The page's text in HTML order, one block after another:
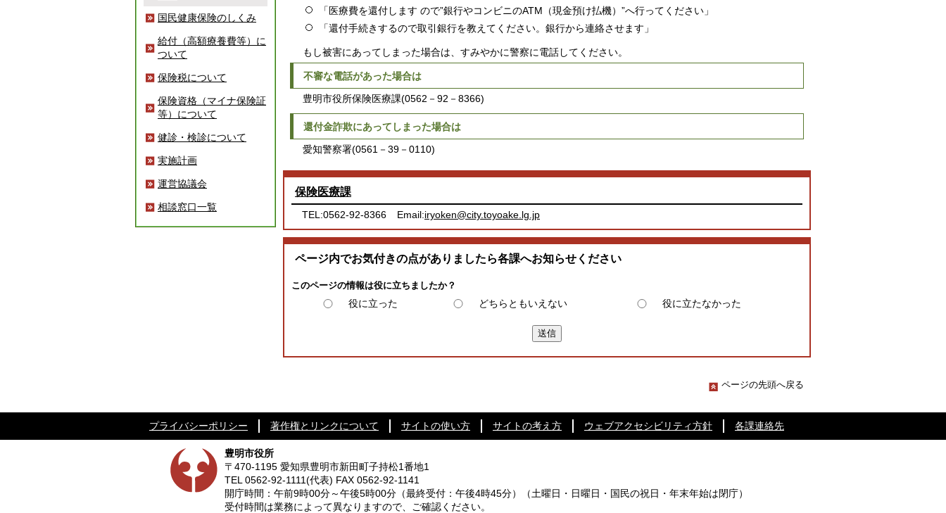
国民健康保険のしくみ
給付（高額療養費等）に
ついて
保険税について
保険資格（マイナ保険証
等）について
健診・検診について
実施計画
運営協議会
相談窓口一覧
「医療費を還付します ので”銀行やコンビニのATM（現金預け払機）”へ行ってください」
「還付手続きするので取引銀行を教えてください。銀行から連絡させます」
もし被害にあってしまった場合は、すみやかに警察に電話してください。
不審な電話があった場合は
豊明市役所保険医療課(0562－92－8366)
還付金詐欺にあってしまった場合は
愛知警察署(0561－39－0110)
保険医療課
TEL:0562-92-8366 Email:iryoken@city.toyoake.lg.jp
ページ内でお気付きの点がありましたら各課へお知らせください
このページの情報は役に立ちましたか？
役に立った どちらともいえない 役に立たなかった
ページの先頭へ戻る
プライバシーポリシー 著作権とリンクについて サイトの使い方 サイトの考え方 ウェブアクセシビリティ方針 各課連絡先
豊明市役所
〒470-1195 愛知県豊明市新田町子持松1番地1
TEL 0562-92-1111(代表) FAX 0562-92-1141
開庁時間：午前9時00分～午後5時00分 （最終受付：午後4時45分）
（土曜日・日曜日・国民の祝日・年末年始は閉庁）
受付時間は業務によって異なりますので、ご確認ください。